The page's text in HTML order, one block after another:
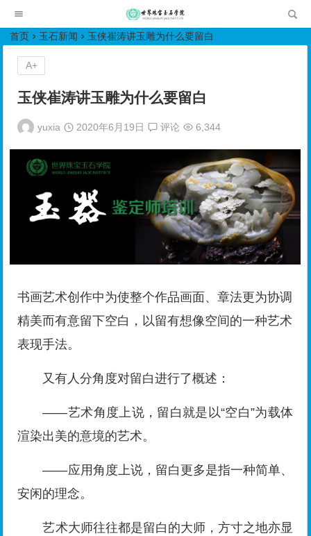
首页 玉石新闻 玉侠崔涛讲玉雕为什么要留白
玉侠崔涛讲玉雕为什么要留白
yuxia 2020年6月19日 评论 6,344
书画艺术创作中为使整个作品画面、章法更为协调
精美而有意留下空白，以留有想像空间的一种艺术
表现手法。
又有人分角度对留白进行了概述：
——艺术角度上说，留白就是以“空白”为载体
渲染出美的意境的艺术。
——应用角度上说，留白更多是指一种简单、
安闲的理念。
艺术大师往往都是留白的大师，方寸之地亦显
A+